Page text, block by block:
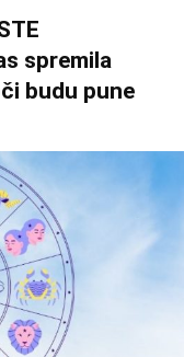
spremila
budu pune